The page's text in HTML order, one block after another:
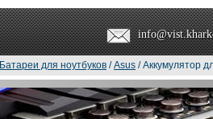
Батареи для ноутбуков /Asus / Аккумулятор